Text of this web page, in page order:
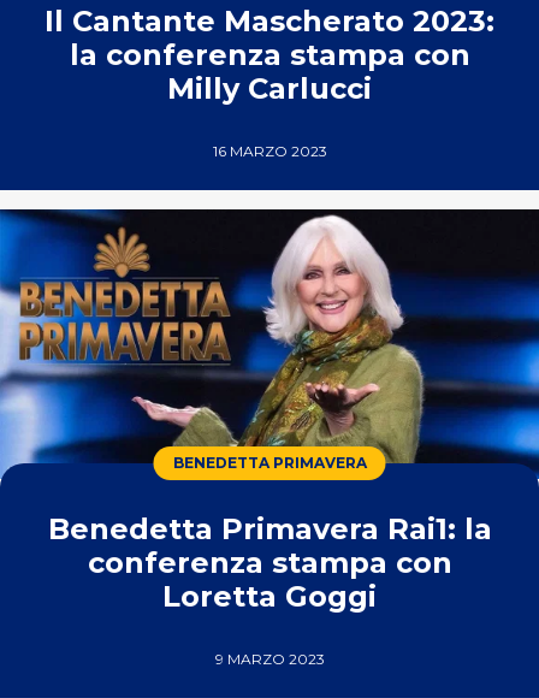
Il Cantante Mascherato 2023:
la conferenza stampa con
Milly Carlucci
16 MARZO 2023
BENEDETTA PRIMAVERA
Benedetta Primavera Rai1: la
conferenza stampa con
Loretta Goggi
9 MARZO 2023